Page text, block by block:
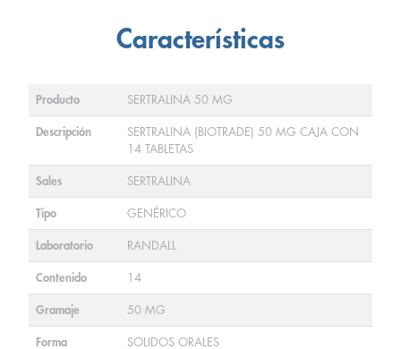
Características
Producto SERTRALINA 50 MG
Descripción
SERTRALINA (BIOTRADE) 50 MG CAJA CON
14 TABLETAS
Sales SERTRALINA
Tipo GENÉRICO
Laboratorio RANDALL
Contenido 14
Gramaje 50 MG
Forma
SOLIDOS ORALES